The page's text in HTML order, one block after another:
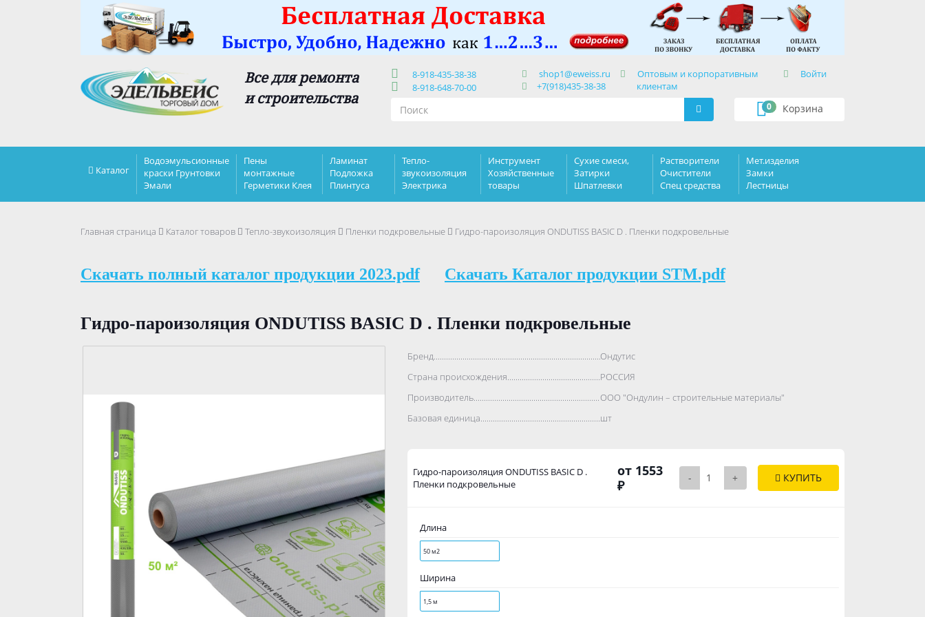
Все для ремонта
и строительства
8-918-435-38-38
8-918-648-70-00
shop1@eweiss.ru
+7(918)435-38-38
Оптовым и корпоративным
клиентам
Войти
Корзина
0
Каталог
Водоэмульсионные
краски Грунтовки
Эмали
Пены
монтажные
Герметики Клея
Ламинат
Подложка
Плинтуса
Тепло-
звукоизоляция
Электрика
Инструмент
Хозяйственные
товары
Сухие смеси,
Затирки
Шпатлевки
Растворители
Очистители
Спец средства
Мет.изделия
Замки
Лестницы
Главная страница Каталог товаров Тепло-звукоизоляция Пленки подкровельные Гидро-пароизоляция ONDUTISS BASIC D . Пленки подкровельные
Скачать полный каталог продукции 2023.pdf Скачать Каталог продукции STM.pdf
Гидро-пароизоляция ONDUTISS BASIC D . Пленки подкровельные
Бренд..................................................................................Ондутис
Страна происхождения..................................................................................
РОССИЯ
Производитель..................................................................................ООО "Ондулин – строительные материалы"
Базовая единица..................................................................................
шт
Гидро-пароизоляция ONDUTISS BASIC D .
Пленки подкровельные
от 1553
₽
- + КУПИТЬ
Длина
50 м2
Ширина
1,5 м